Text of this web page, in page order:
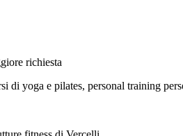
richiesta
di yoga e pilates, personal training